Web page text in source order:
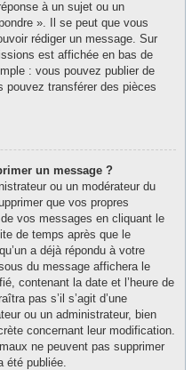
à un sujet ou un
». Il se peut que vous
rédiger un message. Sur
est affichée en bas de
: vous pouvez publier de
pouvez transférer des pièces
un message ?
ou un modérateur du
que vos propres
vos messages en cliquant le
de temps après que le
a déjà répondu à votre
du message affichera le
contenant la date et l’heure de
pas s’il s’agit d’une
ou un administrateur, bien
concernant leur modification.
ne peuvent pas supprimer
été publiée.